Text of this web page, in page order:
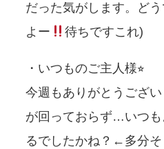
だった気がします。ど
よー
待ちですこれ)
・いつものご主人様⭐︎
今週もありがとうござ
が回っておらず…いつ
るでしたかね？←多分そ